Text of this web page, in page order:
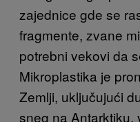
zajednice gde se
fragmente, zvane
potrebni vekovi da
Mikroplastika je
Zemlji, uključujući
sneg na Antarktiku,